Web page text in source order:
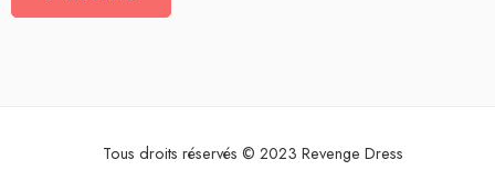
Tous droits réservés © 2023 Revenge Dress